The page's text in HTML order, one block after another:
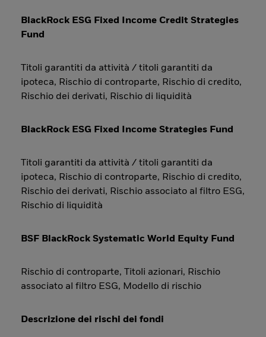
BlackRock ESG Fixed Income Credit Strategies
Fund
Titoli garantiti da attività / titoli garantiti da
ipoteca, Rischio di controparte, Rischio di credito,
Rischio dei derivati, Rischio di liquidità
BlackRock ESG Fixed Income Strategies Fund
Titoli garantiti da attività / titoli garantiti da
ipoteca, Rischio di controparte, Rischio di credito,
Rischio dei derivati, Rischio associato al filtro ESG,
Rischio di liquidità
BSF BlackRock Systematic World Equity Fund
Rischio di controparte, Titoli azionari, Rischio
associato al filtro ESG, Modello di rischio
Descrizione dei rischi dei fondi